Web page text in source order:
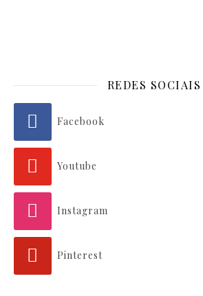
REDES SOCIAIS
Facebook
Youtube
Instagram
Pinterest